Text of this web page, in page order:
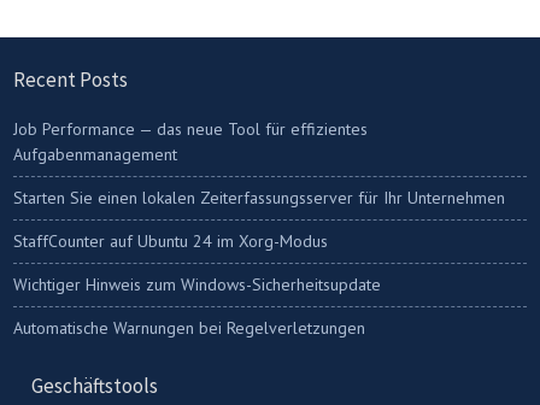
Recent Posts
Job Performance — das neue Tool für effizientes
Aufgabenmanagement
Starten Sie einen lokalen Zeiterfassungsserver für Ihr Unternehmen
StaffCounter auf Ubuntu 24 im Xorg-Modus
Wichtiger Hinweis zum Windows-Sicherheitsupdate
Automatische Warnungen bei Regelverletzungen
Geschäftstools